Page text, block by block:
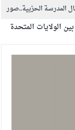
المدرسة الحزبية..صور
في الحقوق والقانون
الملكية العقارية
ويؤكد حرص مجلس
الولايات المتحدة